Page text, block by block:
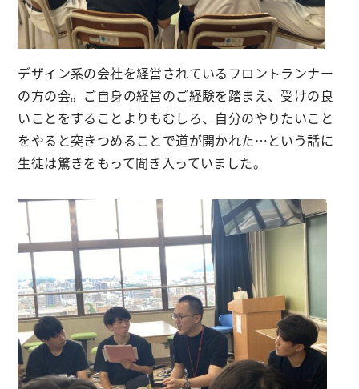
デザイン系の会社を経営されているフロントランナー
の方の会。ご自身の経営のご経験を踏まえ、受けの良
いことをすることよりもむしろ、自分のやりたいこと
をやると突きつめることで道が開かれた…という話に
生徒は驚きをもって聞き入っていました。